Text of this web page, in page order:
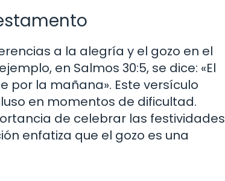
a la alegría y el gozo en el
en Salmos 30:5, se dice: «El
por la mañana». Este versículo
en momentos de dificultad.
de celebrar las festividades
enfatiza que el gozo es una